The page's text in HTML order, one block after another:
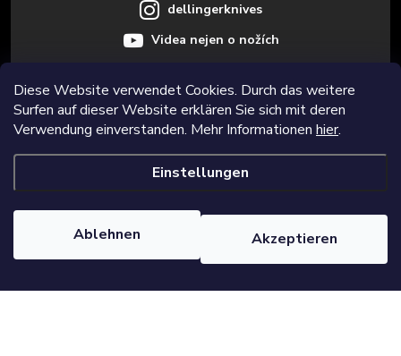
Diese Website verwendet Cookies. Durch das weitere
Surfen auf dieser Website erklären Sie sich mit deren
Verwendung einverstanden. Mehr Informationen hier.
Einstellungen
Ablehnen Akzeptieren
Informace pro vás
dellingerknives
Videa nejen o nožích
Erstellt von Shoptet Premium
Copyright 2026
Alle Rechte vorbehalten.Cookie-Einstellungen ändern